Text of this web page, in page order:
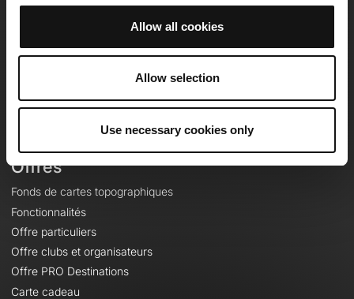
Allow all cookies
Allow selection
Use necessary cookies only
Equipe
Offres
Fonds de cartes topographiques
Fonctionnalités
Offre particuliers
Offre clubs et organisateurs
Offre PRO Destinations
Carte cadeau